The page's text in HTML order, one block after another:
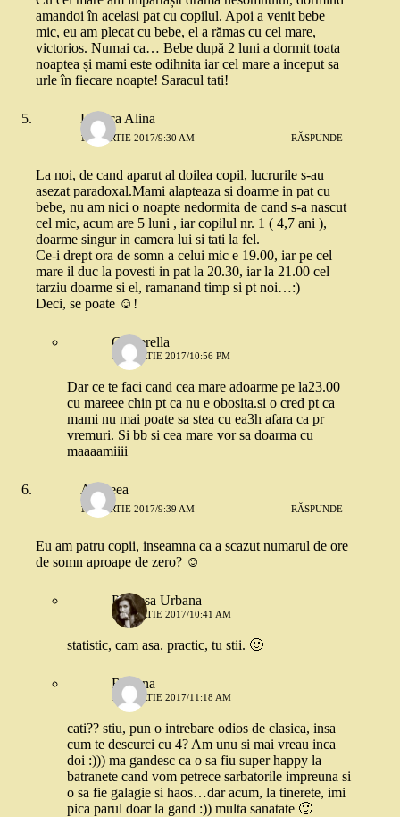
amandoi în acelasi pat cu copilul. Apoi a venit bebe
mic, eu am plecat cu bebe, el a rămas cu cel mare,
victorios. Numai ca… Bebe după 2 luni a dormit toata
noaptea și mami este odihnita iar cel mare a inceput sa
urle în fiecare noapte! Saracul tati!
Leanca Alina
15 MARTIE 2017/9:30 AM RĂSPUNDE
La noi, de cand aparut al doilea copil, lucrurile s-au
asezat paradoxal.Mami alapteaza si doarme in pat cu
bebe, nu am nici o noapte nedormita de cand s-a nascut
cel mic, acum are 5 luni , iar copilul nr. 1 ( 4,7 ani ),
doarme singur in camera lui si tati la fel.
Ce-i drept ora de somn a celui mic e 19.00, iar pe cel
mare il duc la povesti in pat la 20.30, iar la 21.00 cel
tarziu doarme si el, ramanand timp si pt noi…:)
Deci, se poate ☺!
Cinderella
15 MARTIE 2017/10:56 PM
Dar ce te faci cand cea mare adoarme pe la23.00
cu mareee chin pt ca nu e obosita.si o cred pt ca
mami nu mai poate sa stea cu ea3h afara ca pr
vremuri. Si bb si cea mare vor sa doarma cu
maaaamiiii
Andreea
15 MARTIE 2017/9:39 AM RĂSPUNDE
Eu am patru copii, inseamna ca a scazut numarul de ore
de somn aproape de zero? ☺
Printesa Urbana
15 MARTIE 2017/10:41 AM
statistic, cam asa. practic, tu stii. 🙂
Roxana
15 MARTIE 2017/11:18 AM
cati?? stiu, pun o intrebare odios de clasica, insa
cum te descurci cu 4? Am unu si mai vreau inca
doi :))) ma gandesc ca o sa fiu super happy la
batranete cand vom petrece sarbatorile impreuna si
o sa fie galagie si haos…dar acum, la tinerete, imi
pica parul doar la gand :)) multa sanatate 🙂